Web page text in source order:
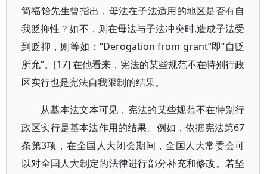
简福饴先生曾指出，母法在子法适用的地区是否有自
我贬抑性？如不，则在母法与子法冲突时,造成子法受
到贬抑，则等如：“Derogation from grant”即“自贬
所允”。[17] 在他看来，宪法的某些规范不在特别行政
区实行也是宪法自我限制的结果。
从基本法文本可见，宪法的某些规范不在特别行
政区实行是基本法作用的结果。例如，依据宪法第67
条第3项，在全国人大闭会期间，全国人大常委会可
以对全国人大制定的法律进行部分补充和修改。若坚